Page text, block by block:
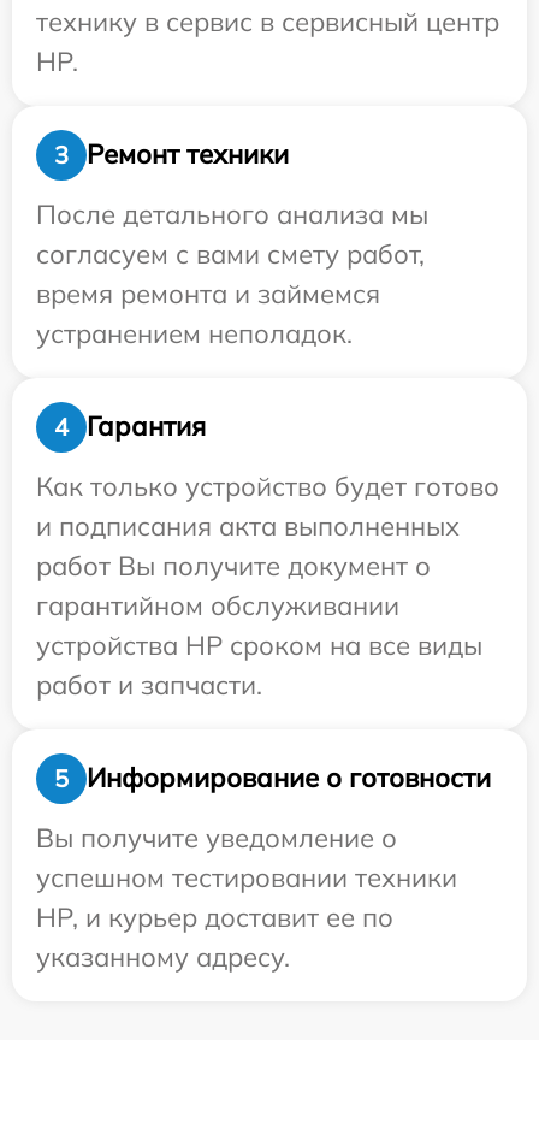
технику в сервис в сервисный центр
HP.
3
Ремонт техники
После детального анализа мы
согласуем с вами смету работ,
время ремонта и займемся
устранением неполадок.
4
Гарантия
Как только устройство будет готово
и подписания акта выполненных
работ Вы получите документ о
гарантийном обслуживании
устройства HP сроком на все виды
работ и запчасти.
5
Информирование о готовности
Вы получите уведомление о
успешном тестировании техники
HP, и курьер доставит ее по
указанному адресу.